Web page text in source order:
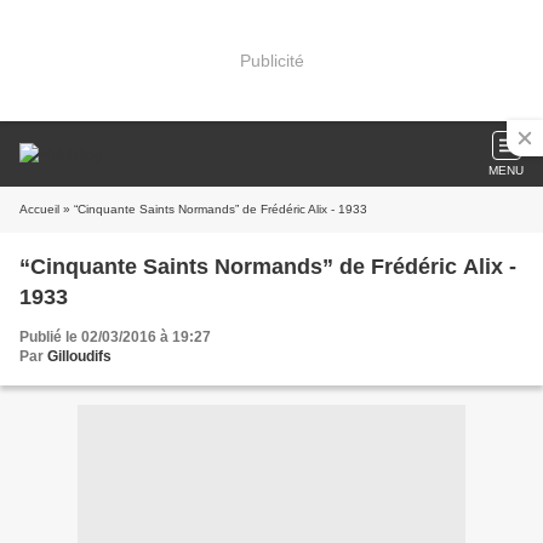
Publicité
MENU
Accueil » “Cinquante Saints Normands” de Frédéric Alix - 1933
“Cinquante Saints Normands” de Frédéric Alix -
1933
Publié le 02/03/2016 à 19:27
Par Gilloudifs